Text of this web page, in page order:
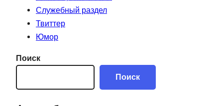
Служебный раздел
Твиттер
Юмор
Поиск
Поиск